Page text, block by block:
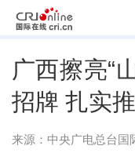
广西擦亮“
招牌 扎实
来源：中央广电总台国